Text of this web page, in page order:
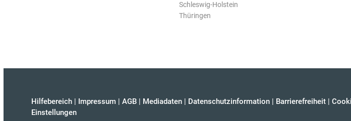
Schleswig-Holstein
Thüringen
Hilfebereich | Impressum | AGB | Mediadaten | Datenschutzinformation | Barrierefreiheit |
Einstellungen